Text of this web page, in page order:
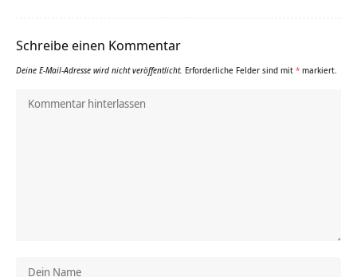
Schreibe einen Kommentar
Deine E-Mail-Adresse wird nicht veröffentlicht. Erforderliche Felder sind mit * markiert.